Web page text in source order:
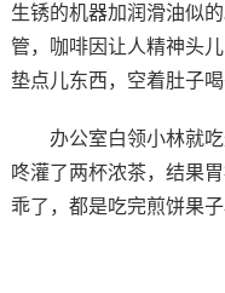
生锈的机器加润滑油似
管，咖啡因让人精神头
垫点儿东西，空着肚子
办公室白领小林就吃
咚灌了两杯浓茶，结果
乖了，都是吃完煎饼果